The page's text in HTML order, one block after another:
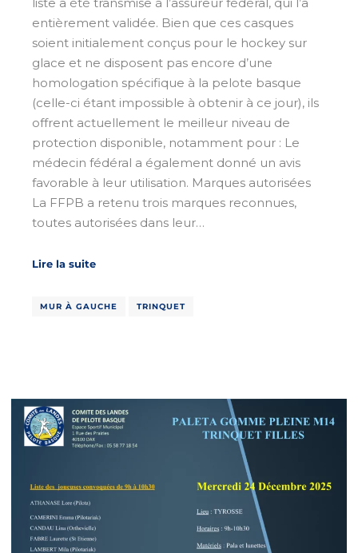
liste a été transmise à l’assureur fédéral, qui l’a
entièrement validée. Bien que ces casques
soient initialement conçus pour le hockey sur
glace et ne disposent pas encore d’une
homologation spécifique à la pelote basque
(celle-ci étant impossible à obtenir à ce jour), ils
offrent actuellement le meilleur niveau de
protection disponible, notamment pour : Le
médecin fédéral a également donné un avis
favorable à leur utilisation. Marques autorisées
La FFPB a retenu trois marques reconnues,
toutes autorisées dans leur…
Lire la suite
MUR À GAUCHE TRINQUET